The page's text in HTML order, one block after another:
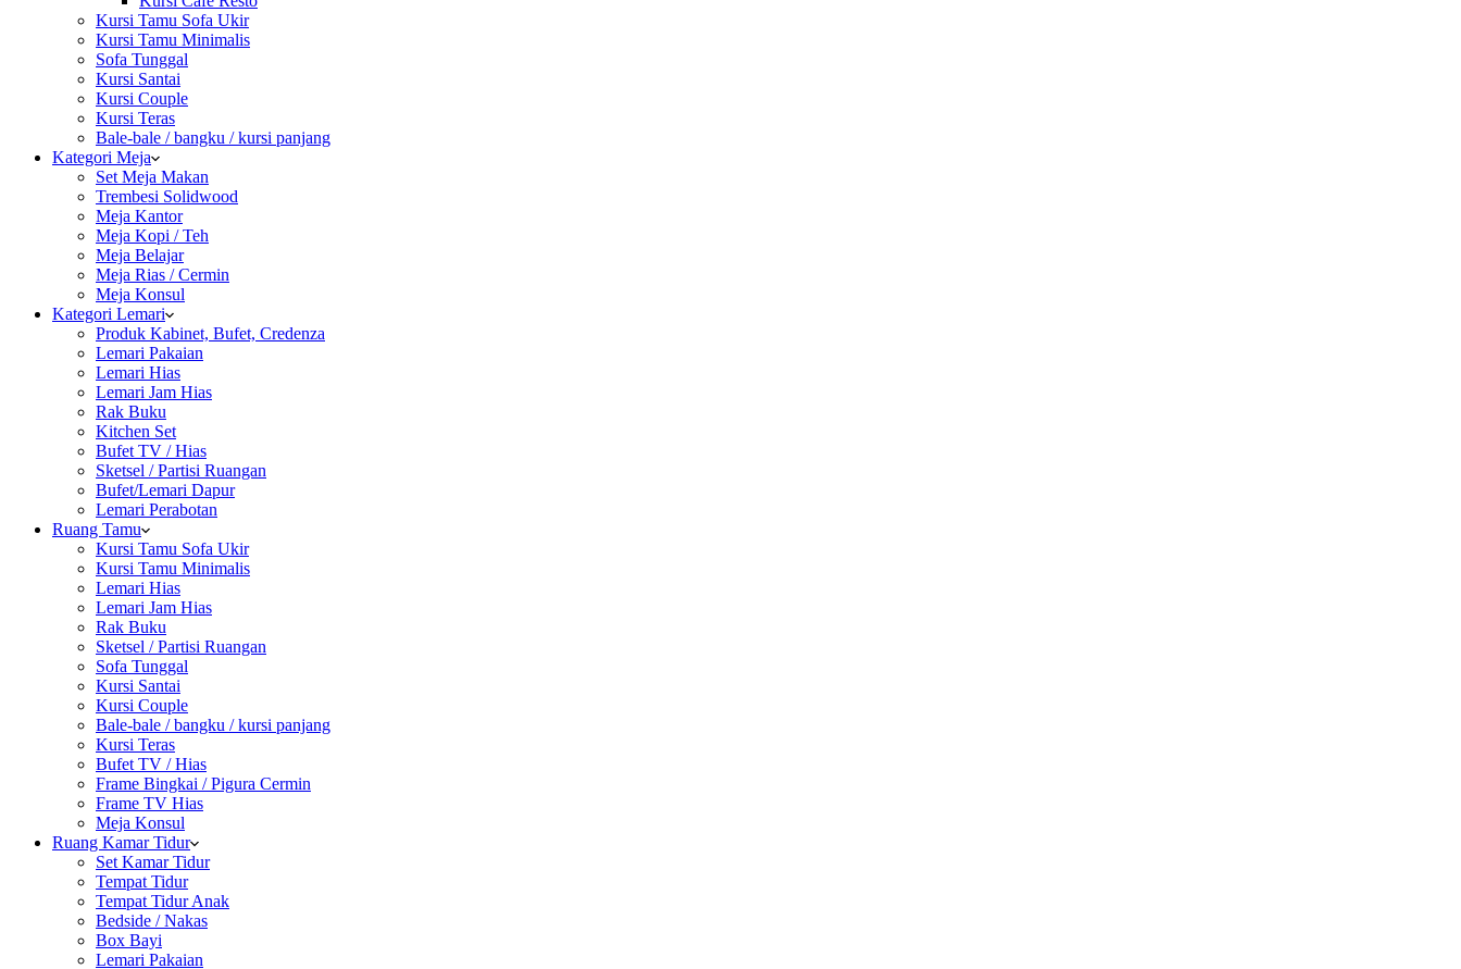
Kursi Tamu Sofa Ukir
Kursi Tamu Minimalis
Sofa Tunggal
Kursi Santai
Kursi Couple
Kursi Teras
Bale-bale / bangku / kursi panjang
Kategori Meja
Set Meja Makan
Trembesi Solidwood
Meja Kantor
Meja Kopi / Teh
Meja Belajar
Meja Rias / Cermin
Meja Konsul
Kategori Lemari
Produk Kabinet, Bufet, Credenza
Lemari Pakaian
Lemari Hias
Lemari Jam Hias
Rak Buku
Kitchen Set
Bufet TV / Hias
Sketsel / Partisi Ruangan
Bufet/Lemari Dapur
Lemari Perabotan
Ruang Tamu
Kursi Tamu Sofa Ukir
Kursi Tamu Minimalis
Lemari Hias
Lemari Jam Hias
Rak Buku
Sketsel / Partisi Ruangan
Sofa Tunggal
Kursi Santai
Kursi Couple
Bale-bale / bangku / kursi panjang
Kursi Teras
Bufet TV / Hias
Frame Bingkai / Pigura Cermin
Frame TV Hias
Meja Konsul
Ruang Kamar Tidur
Set Kamar Tidur
Tempat Tidur
Tempat Tidur Anak
Bedside / Nakas
Box Bayi
Lemari Pakaian